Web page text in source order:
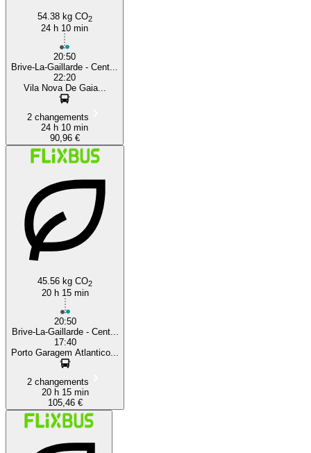
54.38 kg CO2
24 h 10 min
20:50
Brive-La-Gaillarde - Cent...
22:20
Vila Nova De Gaia...
2 changements
24 h 10 min
90,96 €
45.56 kg CO2
20 h 15 min
20:50
Brive-La-Gaillarde - Cent...
17:40
Porto Garagem Atlantico...
2 changements
20 h 15 min
105,46 €